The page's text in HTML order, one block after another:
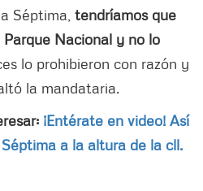
Séptima, tendríamos que
Nacional y no lo
lo prohibieron con razón y
la mandataria.
¡Entérate en video! Así
a la altura de la cll.